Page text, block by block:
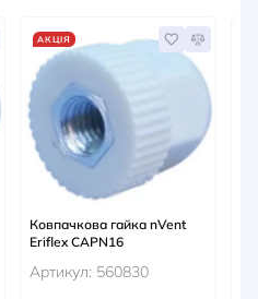
АКЦІЯ
Ковпачкова гайка nVent
Eriflex CAPN16
Артикул: 560830